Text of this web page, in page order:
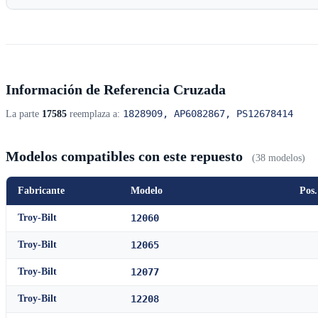
Información de Referencia Cruzada
La parte 17585 reemplaza a: 1828909, AP6082867, PS12678414
Modelos compatibles con este repuesto (38 modelos)
Fabricante Modelo Pos.
Troy-Bilt 12060
Troy-Bilt 12065
Troy-Bilt 12077
Troy-Bilt 12208